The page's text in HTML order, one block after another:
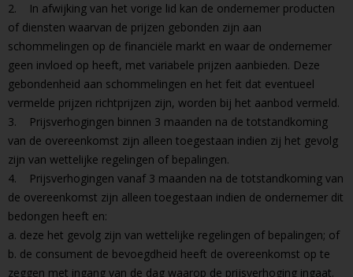
2. In afwijking van het vorige lid kan de ondernemer producten
of diensten waarvan de prijzen gebonden zijn aan
schommelingen op de financiële markt en waar de ondernemer
geen invloed op heeft, met variabele prijzen aanbieden. Deze
gebondenheid aan schommelingen en het feit dat eventueel
vermelde prijzen richtprijzen zijn, worden bij het aanbod vermeld.
3. Prijsverhogingen binnen 3 maanden na de totstandkoming
van de overeenkomst zijn alleen toegestaan indien zij het gevolg
zijn van wettelijke regelingen of bepalingen.
4. Prijsverhogingen vanaf 3 maanden na de totstandkoming van
de overeenkomst zijn alleen toegestaan indien de ondernemer dit
bedongen heeft en:
a. deze het gevolg zijn van wettelijke regelingen of bepalingen; of
b. de consument de bevoegdheid heeft de overeenkomst op te
zeggen met ingang van de dag waarop de prijsverhoging ingaat.